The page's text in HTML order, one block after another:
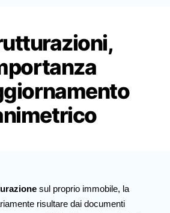
sul proprio immobile, la
risultare dai documenti